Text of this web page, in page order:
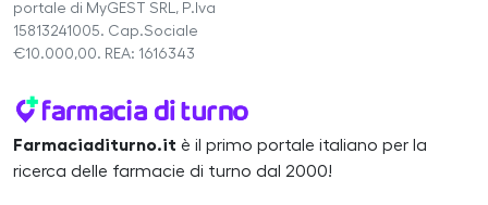
portale di MyGEST SRL, P.Iva
15813241005. Cap.Sociale
€10.000,00. REA: 1616343
Farmaciaditurno.it è il primo portale italiano per la
ricerca delle farmacie di turno dal 2000!